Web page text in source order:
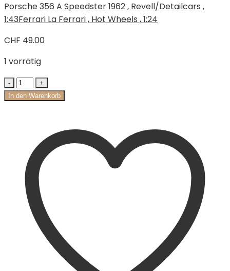
Porsche 356 A Speedster 1962 , Revell/Detailcars ,
1:43Ferrari La Ferrari , Hot Wheels , 1:24
CHF 49.00
1 vorrätig
In den Warenkorb